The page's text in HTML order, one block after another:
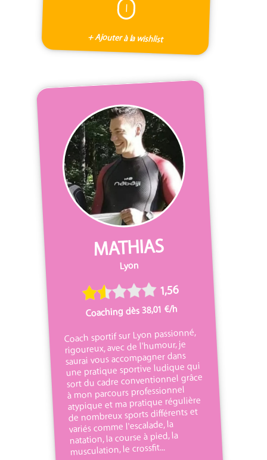
I
+ Ajouter à la wishlist
MATHIAS
Lyon
1,56
Coaching dès 38,01 €/h
Coach sportif sur Lyon passionné,
rigoureux, avec de l'humour, je
saurai vous accompagner dans
une pratique sportive ludique qui
sort du cadre conventionnel grâce
à mon parcours professionnel
atypique et ma pratique régulière
de nombreux sports différents et
variés comme l'escalade, la
natation, la course à pied, la
musculation, le crossfit...